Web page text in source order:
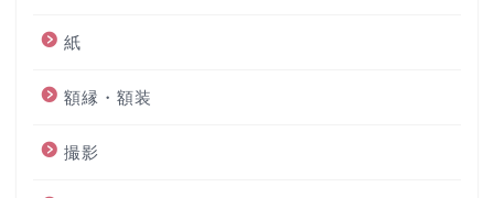
紙
額縁・額装
撮影